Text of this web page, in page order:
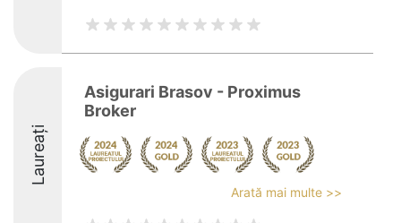
Laureați
Asigurari Brasov - Proximus
Broker
Arată mai multe >>